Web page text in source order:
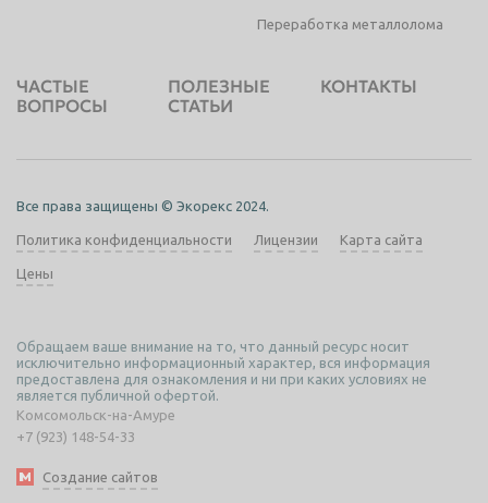
Переработка металлолома
ЧАСТЫЕ
ВОПРОСЫ
ПОЛЕЗНЫЕ
СТАТЬИ
КОНТАКТЫ
Все права защищены © Экорекс 2024.
Политика конфиденциальности Лицензии Карта сайта
Цены
Обращаем ваше внимание на то, что данный ресурс носит
исключительно информационный характер, вся информация
предоставлена для ознакомления и ни при каких условиях не
является публичной офертой.
Комсомольск-на-Амуре
+7 (923) 148-54-33
Создание сайтов